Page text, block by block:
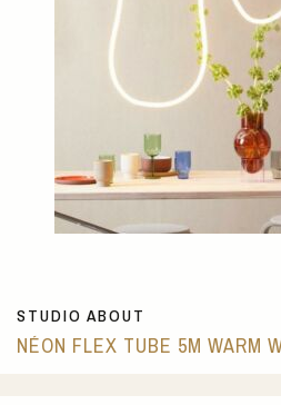
STUDIO ABOUT
NÉON FLEX TUBE 5M WARM